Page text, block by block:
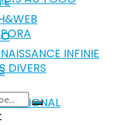
DIVERS
INFINIE